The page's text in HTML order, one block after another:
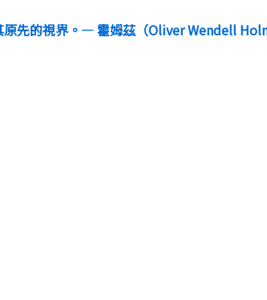
先的視界。— 霍姆茲（Oliver Wendell